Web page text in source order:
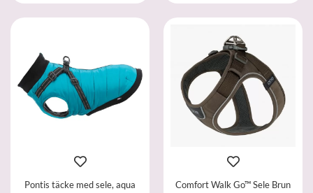
Pontis täcke med sele, aqua
Comfort Walk Go™ Sele Brun